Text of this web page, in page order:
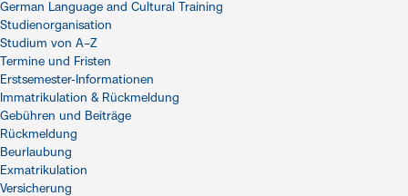
German Language and Cultural Training
Studienorganisation
Studium von A–Z
Termine und Fristen
Erstsemester-Informationen
Immatrikulation & Rückmeldung
Gebühren und Beiträge
Rückmeldung
Beurlaubung
Exmatrikulation
Versicherung